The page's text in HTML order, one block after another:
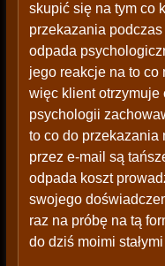
skupić się na tym co
przekazania
odpada
jego reakcje na to co
więc klient otrzymuje
psychologii
to co do przekazania
przez e-mail są
odpada koszt
swojego
raz na próbę na tą
do dziś moimi